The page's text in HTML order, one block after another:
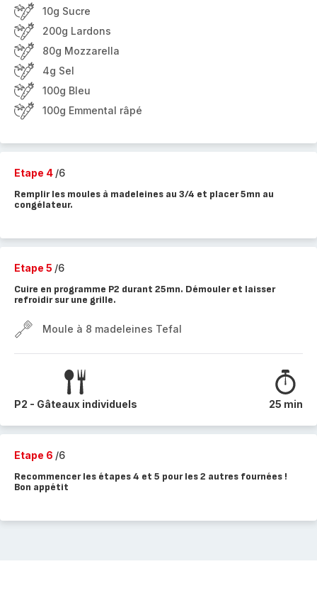
10g Sucre
200g Lardons
80g Mozzarella
4g Sel
100g Bleu
100g Emmental râpé
Etape 4 /6
Remplir les moules à madeleines au 3/4 et placer 5mn au
congélateur.
Etape 5 /6
Cuire en programme P2 durant 25mn. Démouler et laisser
refroidir sur une grille.
Moule à 8 madeleines Tefal
P2 - Gâteaux individuels 25 min
Etape 6 /6
Recommencer les étapes 4 et 5 pour les 2 autres fournées !
Bon appétit